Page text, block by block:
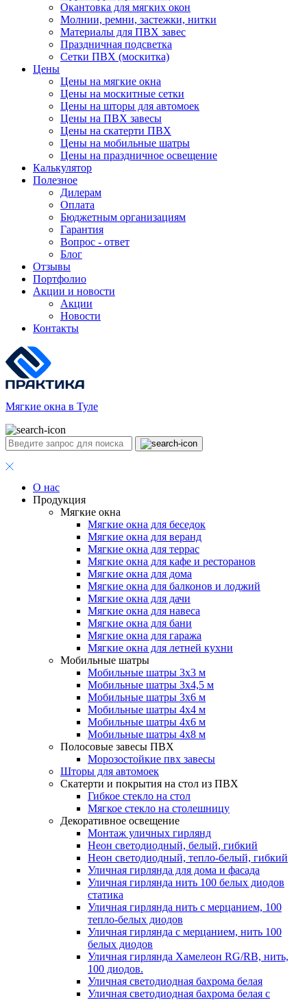
Окантовка для мягких окон
Молнии, ремни, застежки, нитки
Материалы для ПВХ завес
Праздничная подсветка
Сетки ПВХ (москитка)
Цены
Цены на мягкие окна
Цены на москитные сетки
Цены на шторы для автомоек
Цены на ПВХ завесы
Цены на скатерти ПВХ
Цены на мобильные шатры
Цены на праздничное освещение
Калькулятор
Полезное
Дилерам
Оплата
Бюджетным организациям
Гарантия
Вопрос - ответ
Блог
Отзывы
Портфолио
Акции и новости
Акции
Новости
Контакты
Мягкие окна в Туле
О нас
Продукция
Мягкие окна
Мягкие окна для беседок
Мягкие окна для веранд
Мягкие окна для террас
Мягкие окна для кафе и ресторанов
Мягкие окна для дома
Мягкие окна для балконов и лоджий
Мягкие окна для дачи
Мягкие окна для навеса
Мягкие окна для бани
Мягкие окна для гаража
Мягкие окна для летней кухни
Мобильные шатры
Мобильные шатры 3х3 м
Мобильные шатры 3х4,5 м
Мобильные шатры 3х6 м
Мобильные шатры 4х4 м
Мобильные шатры 4х6 м
Мобильные шатры 4х8 м
Полосовые завесы ПВХ
Морозостойкие пвх завесы
Шторы для автомоек
Скатерти и покрытия на стол из ПВХ
Гибкое стекло на стол
Мягкое стекло на столешницу
Декоративное освещение
Монтаж уличных гирлянд
Неон светодиодный, белый, гибкий
Неон светодиодный, тепло-белый, гибкий
Уличная гирлянда для дома и фасада
Уличная гирлянда нить 100 белых диодов
статика
Уличная гирлянда нить с мерцанием, 100
тепло-белых диодов
Уличная гирлянда с мерцанием, нить 100
белых диодов
Уличная гирлянда Хамелеон RG/RB, нить,
100 диодов.
Уличная светодиодная бахрома белая
Уличная светодиодная бахрома белая с